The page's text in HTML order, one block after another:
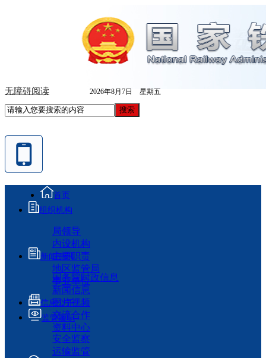
无障碍阅读 2026年8月7日 星期五
首页
组织机构
局领导
内设机构
主要职责
地区监管局
事业单位
新闻资讯
国务院时政信息
新闻信息
图片视频
交流合作
资料中心
信息公开
监管履职
安全监察
运输监管